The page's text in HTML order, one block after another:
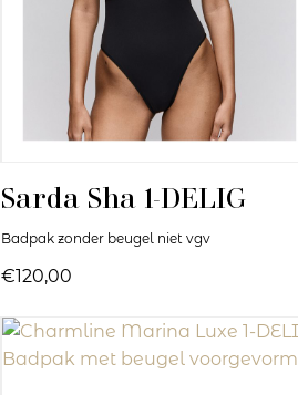
Sarda Sha 1-DELIG
Badpak zonder beugel niet vgv
€120,00